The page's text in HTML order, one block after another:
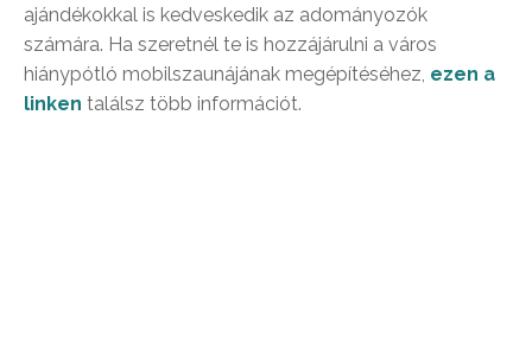
ajándékokkal is kedveskedik az adományozók
számára. Ha szeretnél te is hozzájárulni a város
hiánypótló mobilszaunájának megépítéséhez, ezen a
linken találsz több információt.